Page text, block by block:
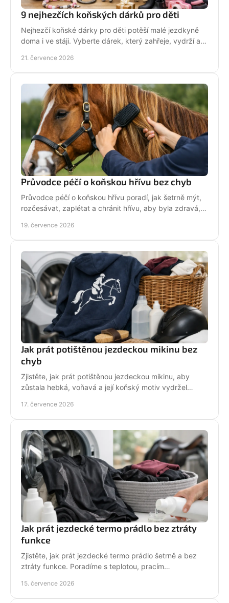
9 nejhezčích koňských dárků pro děti
Nejhezčí koňské dárky pro děti potěší malé jezdkyně
doma i ve stáji. Vyberte dárek, který zahřeje, vydrží a
21. července 2026
Průvodce péčí o koňskou hřívu bez chyb
Průvodce péčí o koňskou hřívu poradí, jak šetrně mýt,
rozčesávat, zaplétat a chránit hřívu, aby byla zdravá,
19. července 2026
Jak prát potištěnou jezdeckou mikinu bez
chyb
Zjistěte, jak prát potištěnou jezdeckou mikinu, aby
zůstala hebká, voňavá a její koňský motiv vydržel
17. července 2026
Jak prát jezdecké termo prádlo bez ztráty
funkce
Zjistěte, jak prát jezdecké termo prádlo šetrně a bez
ztráty funkce. Poradíme s teplotou, pracím
den.
15. července 2026